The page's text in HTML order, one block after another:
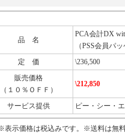
品 名
PCA会計DX
（PSS会員パ
定 価
\236,500
販売価格
（１０％ＯＦＦ）
\212,850
サービス提供 ピー・シー・
示価格は税込みです。※送料は無